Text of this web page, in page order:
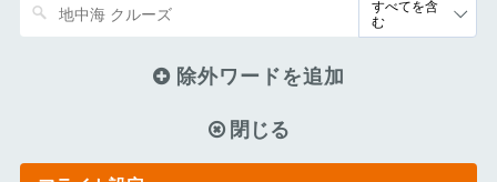
除外ワードを追加
閉じる